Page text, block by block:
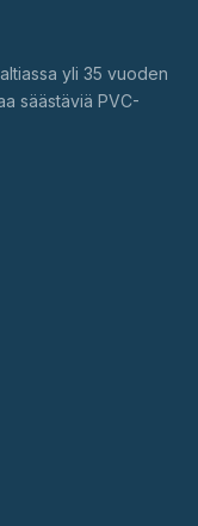
yli 35 vuoden
säästäviä PVC-